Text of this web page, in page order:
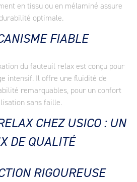
en tissu ou en mélaminé assure
optimale.
FIABLE
du fauteuil relax est conçu pour
intensif. Il offre une fluidité de
remarquables, pour un confort
sans faille.
CHEZ USICO : UN
DE QUALITÉ
RIGOUREUSE